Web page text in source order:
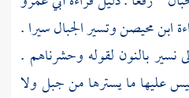
ابن محيصنوتسير الجبال سيرا .
نسير بالنون لقوله وحشرناهم .
عليها ما يسترها من جبل ولا